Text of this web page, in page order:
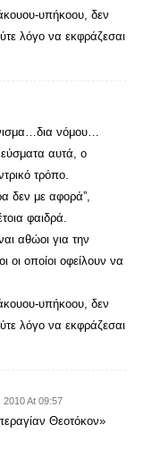
υπήκοου, δεν
λόγο να εκφράζεσαι
νόμου…
αυτά, ο
τρόπο.
δεν με αφορά”,
φαιδρά.
αθώοι για την
οι οποίοι οφείλουν να
υπήκοου, δεν
λόγο να εκφράζεσαι
2010 At 09:57
Θεοτόκον»